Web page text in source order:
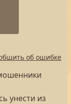
об ошибке
унести из